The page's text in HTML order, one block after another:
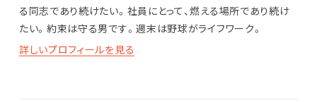
る同志であり続けたい。社員にとって、燃える場所であり続け
たい。約束は守る男です。週末は野球がライフワーク。
詳しいプロフィールを見る